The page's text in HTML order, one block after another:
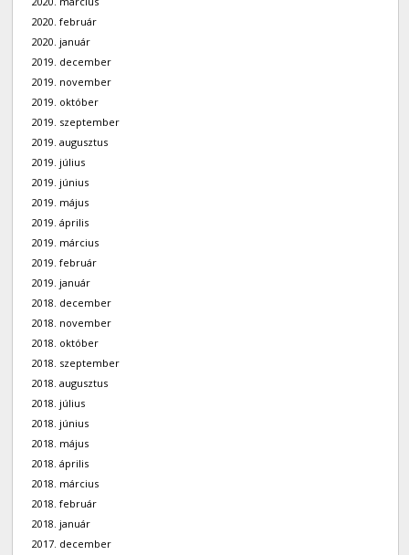
2020. február
2020. január
2019. december
2019. november
2019. október
2019. szeptember
2019. augusztus
2019. július
2019. június
2019. május
2019. április
2019. március
2019. február
2019. január
2018. december
2018. november
2018. október
2018. szeptember
2018. augusztus
2018. július
2018. június
2018. május
2018. április
2018. március
2018. február
2018. január
2017. december